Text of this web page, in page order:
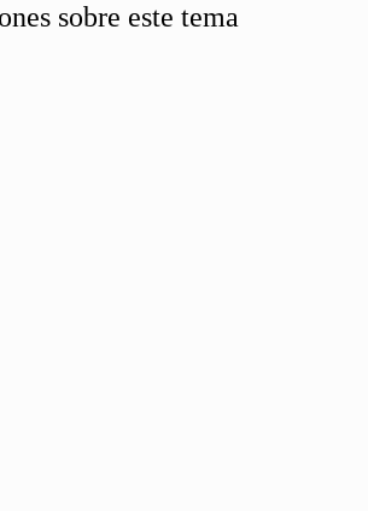
sobre este tema